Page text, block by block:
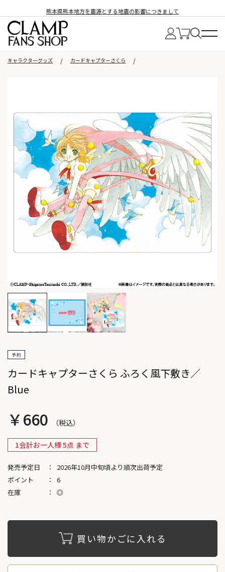
熊本県熊本地方を震源とする地震の影響につきまして
キャラクターグッズ カードキャプターさくら
カードキャプターさくら ふろく風下敷き／
Blue
￥660
1会計お一人様 5点 まで
発売予定日
2026年10月中旬頃より順次出荷予定
ポイント
6
在庫
◎
買い物かごに入れる